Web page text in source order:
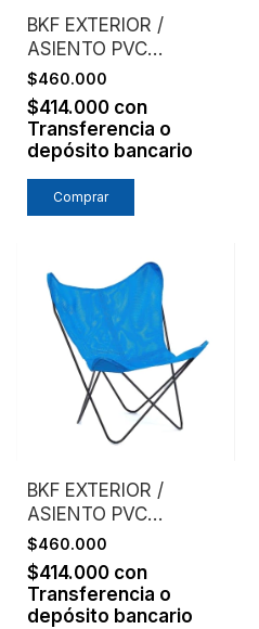
BKF EXTERIOR /
ASIENTO PVC
MICROPERFORADO /
GRIS
$460.000
$414.000 con
Transferencia o
depósito bancario
Comprar
BKF EXTERIOR /
ASIENTO PVC
MICROPERFORADO /
AZUL
$460.000
$414.000 con
Transferencia o
depósito bancario